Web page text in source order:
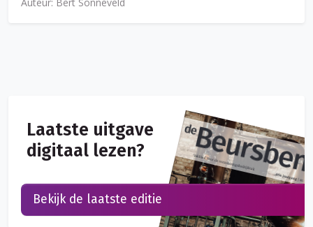
Laatste uitgave
digitaal lezen?
Bekijk de laatste editie